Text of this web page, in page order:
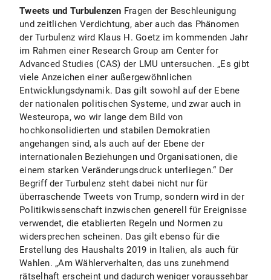
Tweets und Turbulenzen Fragen der Beschleunigung
und zeitlichen Verdichtung, aber auch das Phänomen
der Turbulenz wird Klaus H. Goetz im kommenden Jahr
im Rahmen einer Research Group am Center for
Advanced Studies (CAS) der LMU untersuchen. „Es gibt
viele Anzeichen einer außergewöhnlichen
Entwicklungsdynamik. Das gilt sowohl auf der Ebene
der nationalen politischen Systeme, und zwar auch in
Westeuropa, wo wir lange dem Bild von
hochkonsolidierten und stabilen Demokratien
angehangen sind, als auch auf der Ebene der
internationalen Beziehungen und Organisationen, die
einem starken Veränderungsdruck unterliegen.“ Der
Begriff der Turbulenz steht dabei nicht nur für
überraschende Tweets von Trump, sondern wird in der
Politikwissenschaft inzwischen generell für Ereignisse
verwendet, die etablierten Regeln und Normen zu
widersprechen scheinen. Das gilt ebenso für die
Erstellung des Haushalts 2019 in Italien, als auch für
Wahlen. „Am Wählerverhalten, das uns zunehmend
rätselhaft erscheint und dadurch weniger voraussehbar